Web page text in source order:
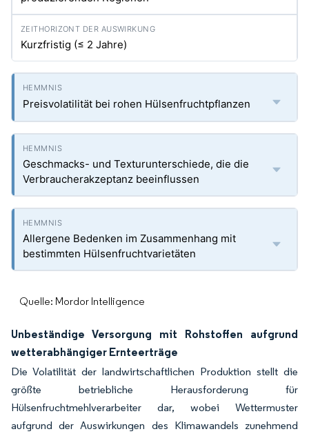
Kurzfristig (≤ 2 Jahre)
Preisvolatilität bei rohen Hülsenfruchtpflanzen
Geschmacks- und Texturunterschiede, die die
Verbraucherakzeptanz beeinflussen
Allergene Bedenken im Zusammenhang mit
bestimmten Hülsenfruchtvarietäten
Quelle: Mordor Intelligence
Unbeständige Versorgung mit Rohstoffen aufgrund
wetterabhängiger Ernteerträge
Die Volatilität der landwirtschaftlichen Produktion stellt die
größte betriebliche Herausforderung für
Hülsenfruchtmehlverarbeiter dar, wobei Wettermuster
aufgrund der Auswirkungen des Klimawandels zunehmend